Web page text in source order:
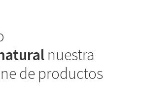
nuestra
de productos